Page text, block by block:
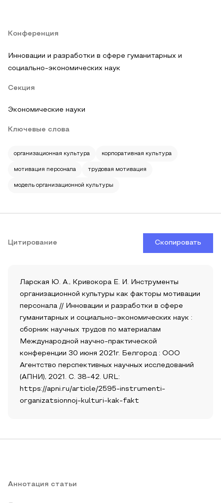
Конференция
Инновации и разработки в сфере гуманитарных и
социально-экономических наук
Секция
Экономические науки
Ключевые слова
организационная культура корпоративная культура
мотивация персонала трудовая мотивация
модель организационной культуры
Цитирование Скопировать
Ларская Ю. А., Кривокора Е. И. Инструменты
организационной культуры как факторы мотивации
персонала // Инновации и разработки в сфере
гуманитарных и социально-экономических наук :
сборник научных трудов по материалам
Международной научно-практической
конференции 30 июня 2021г. Белгород : ООО
Агентство перспективных научных исследований
(АПНИ), 2021. С. 38-42. URL:
https://apni.ru/article/2595-instrumenti-
organizatsionnoj-kulturi-kak-fakt
Аннотация статьи